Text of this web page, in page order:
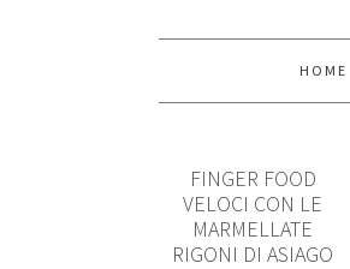
HOME
FINGER FOOD
VELOCI CON LE
MARMELLATE
RIGONI DI ASIAGO